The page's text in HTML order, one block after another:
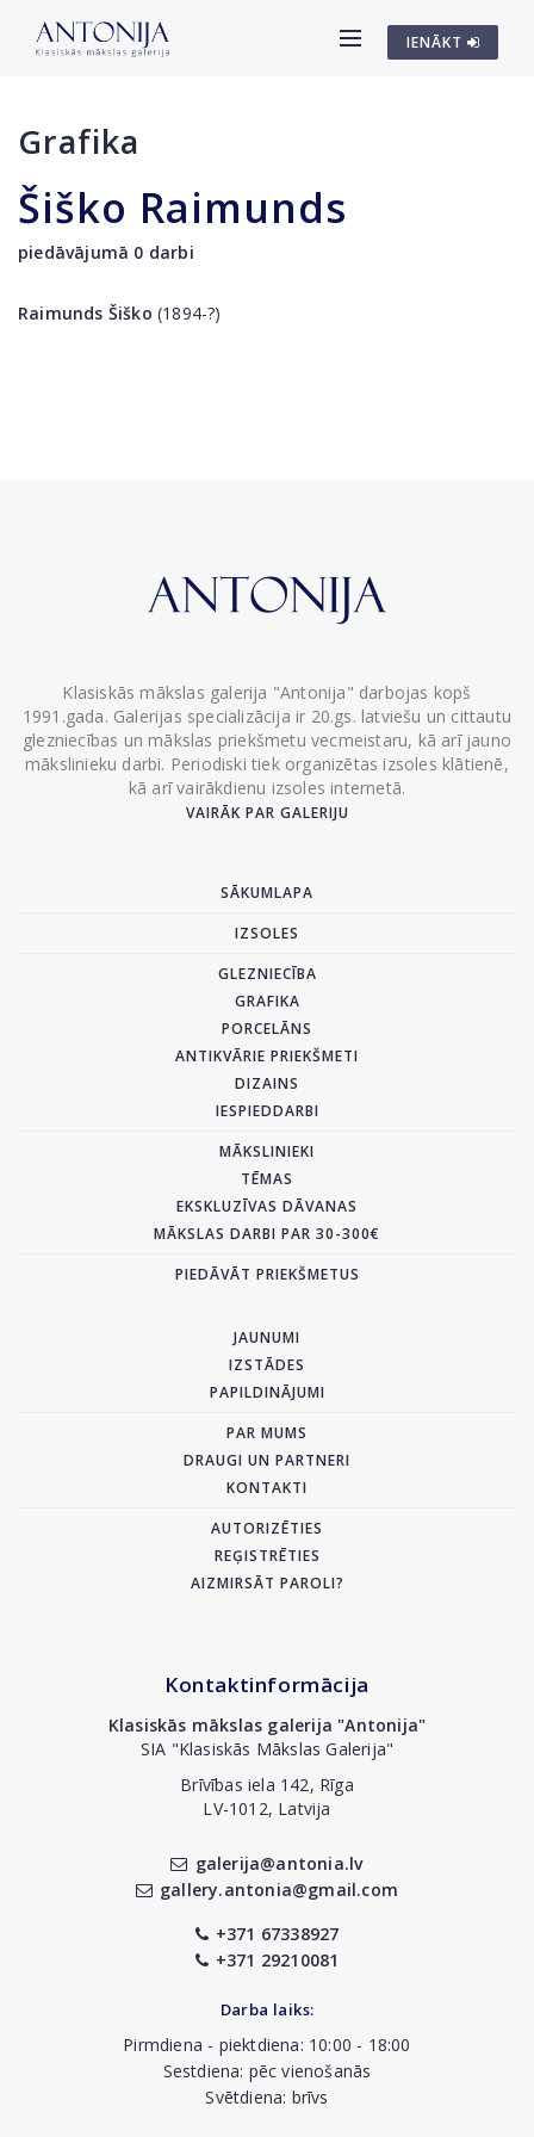
IENĀKT
Grafika
Šiško Raimunds
piedāvājumā 0 darbi
Raimunds Šiško (1894-?)
Klasiskās mākslas galerija "Antonija" darbojas kopš
1991.gada. Galerijas specializācija ir 20.gs. latviešu un cittautu
glezniecības un mākslas priekšmetu vecmeistaru, kā arī jauno
mākslinieku darbi. Periodiski tiek organizētas izsoles klātienē,
kā arī vairākdienu izsoles internetā.
VAIRĀK PAR GALERIJU
SĀKUMLAPA
IZSOLES
GLEZNIECĪBA
GRAFIKA
PORCELĀNS
ANTIKVĀRIE PRIEKŠMETI
DIZAINS
IESPIEDDARBI
MĀKSLINIEKI
TĒMAS
EKSKLUZĪVAS DĀVANAS
MĀKSLAS DARBI PAR 30-300€
PIEDĀVĀT PRIEKŠMETUS
JAUNUMI
IZSTĀDES
PAPILDINĀJUMI
PAR MUMS
DRAUGI UN PARTNERI
KONTAKTI
AUTORIZĒTIES
REĢISTRĒTIES
AIZMIRSĀT PAROLI?
Kontaktinformācija
Klasiskās mākslas galerija "Antonija"
SIA "Klasiskās Mākslas Galerija"
Brīvības iela 142, Rīga
LV-1012, Latvija
galerija@antonia.lv
gallery.antonia@gmail.com
+371 67338927
+371 29210081
Darba laiks:
Pirmdiena - piektdiena: 10:00 - 18:00
Sestdiena: pēc vienošanās
Svētdiena: brīvs